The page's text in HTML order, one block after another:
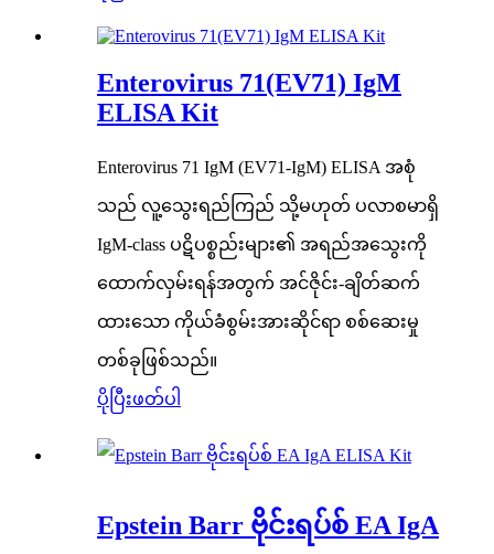
Enterovirus 71(EV71) IgM
ELISA Kit
Enterovirus 71 IgM (EV71-IgM) ELISA အစုံ
သည် လူ့သွေးရည်ကြည် သို့မဟုတ် ပလာစမာရှိ
IgM-class ပဋိပစ္စည်းများ၏ အရည်အသွေးကို
ထောက်လှမ်းရန်အတွက် အင်ဇိုင်း-ချိတ်ဆက်
ထားသော ကိုယ်ခံစွမ်းအားဆိုင်ရာ စစ်ဆေးမှု
တစ်ခုဖြစ်သည်။
ပိုပြီးဖတ်ပါ
Epstein Barr ဗိုင်းရပ်စ် EA IgA